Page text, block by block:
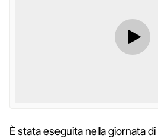
È stata eseguita nella giornata